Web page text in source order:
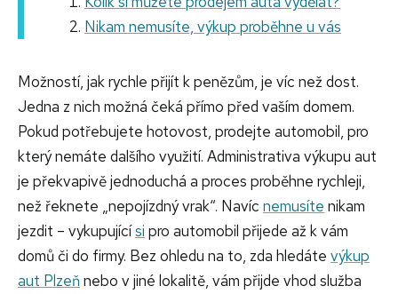
Nikam nemusíte, výkup proběhne u vás
Možností, jak rychle přijít k penězům, je víc než dost.
Jedna z nich možná čeká přímo před vaším domem.
Pokud potřebujete hotovost, prodejte automobil, pro
který nemáte dalšího využití. Administrativa výkupu aut
je překvapivě jednoduchá a proces proběhne rychleji,
než řeknete „nepojízdný vrak“. Navíc nemusíte nikam
jezdit – vykupujícísi pro automobil přijede až k vám
domů či do firmy. Bez ohledu na to, zda hledáte výkup
aut Plzeňnebo v jiné lokalitě, vám přijde vhod služba